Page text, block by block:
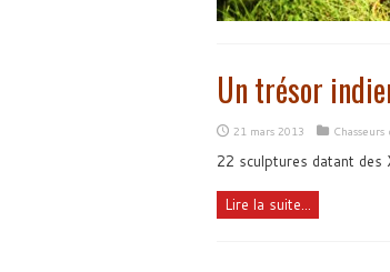
Un trésor
21 mars 2013
22 sculptures datant des
Lire la suite...